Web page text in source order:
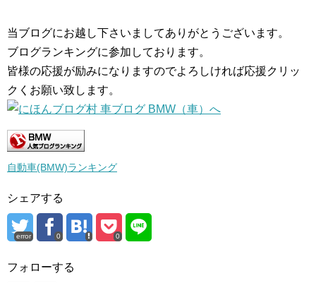
当ブログにお越し下さいましてありがとうございます。
ブログランキングに参加しております。
皆様の応援が励みになりますのでよろしければ応援クリッ
クくお願い致します。
自動車(BMW)ランキング
シェアする
error 0 0
フォローする